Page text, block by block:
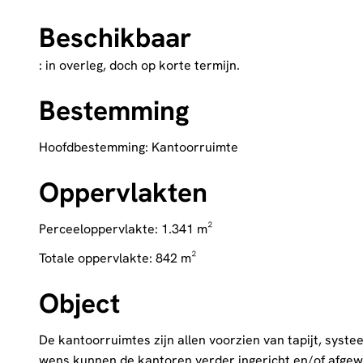
Beschikbaar
: in overleg, doch op korte termijn.
Bestemming
Hoofdbestemming: Kantoorruimte
Oppervlakten
Perceeloppervlakte: 1.341 m²
Totale oppervlakte: 842 m²
Object
De kantoorruimtes zijn allen voorzien van tapijt,